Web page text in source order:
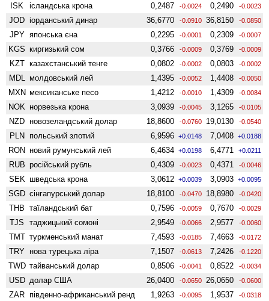
ISK ісландська крона 0,2487 -0.0024 0,2490 -0.0023
JOD іорданський динар 36,6770 -0.0910 36,8150 -0.0850
JPY японська єна 0,2295 -0.0001 0,2309 -0.0007
KGS киргизький сом 0,3766 -0.0009 0,3769 -0.0009
KZT казахстанський тенге 0,0802 -0.0002 0,0803 -0.0002
MDL молдовський лей 1,4395 -0.0052 1,4408 -0.0050
MXN мексиканське песо 1,4212 -0.0010 1,4309 -0.0084
NOK норвезька крона 3,0939 -0.0045 3,1265 -0.0105
NZD ново­зеландський долар 18,8600 -0.0760 19,0130 -0.0540
PLN польський злотий 6,9596 +0.0148 7,0408 +0.0188
RON новий румунський лей 6,4634 +0.0198 6,4771 +0.0211
RUB російський рубль 0,4309 -0.0023 0,4371 -0.0046
SEK шведська крона 3,0612 +0.0039 3,0903 +0.0095
SGD сінгапурський долар 18,8100 -0.0470 18,8980 -0.0420
THB таїландський бат 0,7596 -0.0059 0,7670 -0.0029
TJS таджицький сомоні 2,9549 -0.0066 2,9577 -0.0060
TMT туркменський манат 7,4593 -0.0185 7,4663 -0.0172
TRY нова турецька ліра 7,1507 -0.0613 7,2426 -0.1220
TWD тайванський долар 0,8506 -0.0041 0,8522 -0.0034
USD долар США 26,0400 -0.0650 26,0650 -0.0600
ZAR південно-африканський ренд 1,9263 -0.0095 1,9537 -0.0318